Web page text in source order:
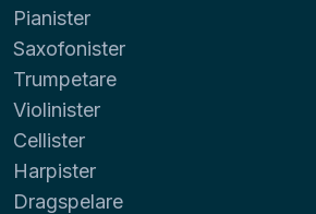
Pianister
Saxofonister
Trumpetare
Violinister
Cellister
Harpister
Dragspelare